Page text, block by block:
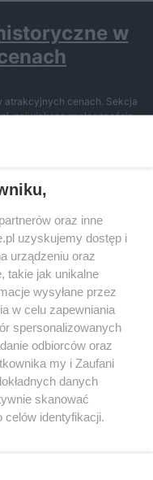
w
atrakcyjnych cenach. Sekcja
największą społecznością
czytelników.
oraz inne
uzyskujemy dostęp i
urządzeniu oraz
takie jak unikalne
wysyłane przez
w celu zapewniania
spersonalizowanych
odbiorców oraz
my i Zaufani
danych
skanować
identyfikacji.